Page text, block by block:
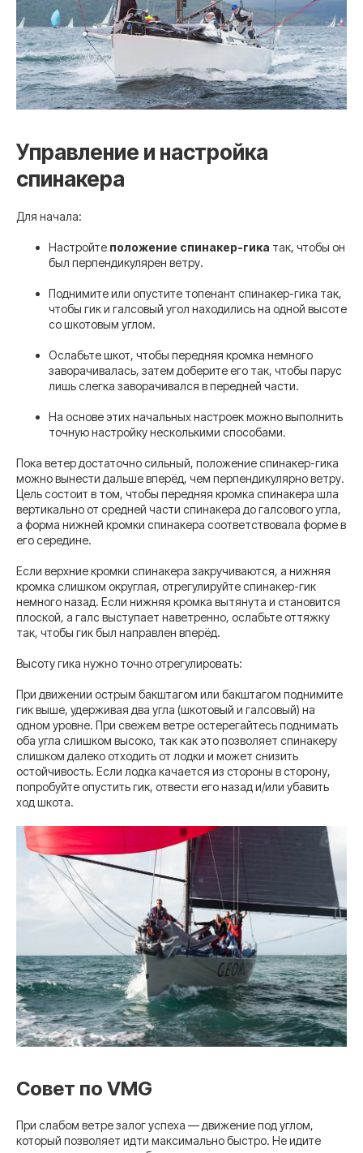
Управление и настройка
спинакера
Для начала:
Настройте положение спинакер-гика так, чтобы он
был перпендикулярен ветру.
Поднимите или опустите топенант спинакер-гика так,
чтобы гик и галсовый угол находились на одной высоте
со шкотовым углом.
Ослабьте шкот, чтобы передняя кромка немного
заворачивалась, затем доберите его так, чтобы парус
лишь слегка заворачивался в передней части.
На основе этих начальных настроек можно выполнить
точную настройку несколькими способами.
Пока ветер достаточно сильный, положение спинакер-гика
можно вынести дальше вперёд, чем перпендикулярно ветру.
Цель состоит в том, чтобы передняя кромка спинакера шла
вертикально от средней части спинакера до галсового угла,
а форма нижней кромки спинакера соответствовала форме в
его середине.
Если верхние кромки спинакера закручиваются, а нижняя
кромка слишком округлая, отрегулируйте спинакер-гик
немного назад. Если нижняя кромка вытянута и становится
плоской, а галс выступает наветренно, ослабьте оттяжку
так, чтобы гик был направлен вперёд.
Высоту гика нужно точно отрегулировать:
При движении острым бакштагом или бакштагом поднимите
гик выше, удерживая два угла (шкотовый и галсовый) на
одном уровне. При свежем ветре остерегайтесь поднимать
оба угла слишком высоко, так как это позволяет спинакеру
слишком далеко отходить от лодки и может снизить
остойчивость. Если лодка качается из стороны в сторону,
попробуйте опустить гик, отвести его назад и/или убавить
ход шкота.
Совет по VMG
При слабом ветре залог успеха — движение под углом,
который позволяет идти максимально быстро. Не идите